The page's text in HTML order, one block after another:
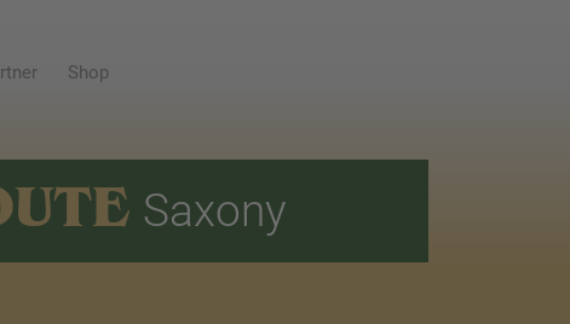
Shop
Saxony